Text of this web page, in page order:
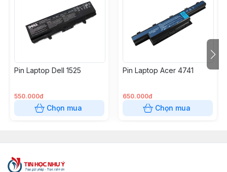
Pin Laptop Dell 1525
550.000đ
Chọn mua
Pin Laptop Acer 4741
650.000đ
Chọn mua